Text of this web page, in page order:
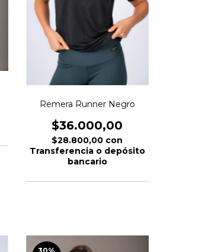
Remera Runner Negro
$36.000,00
$28.800,00 con
Transferencia o depósito
bancario